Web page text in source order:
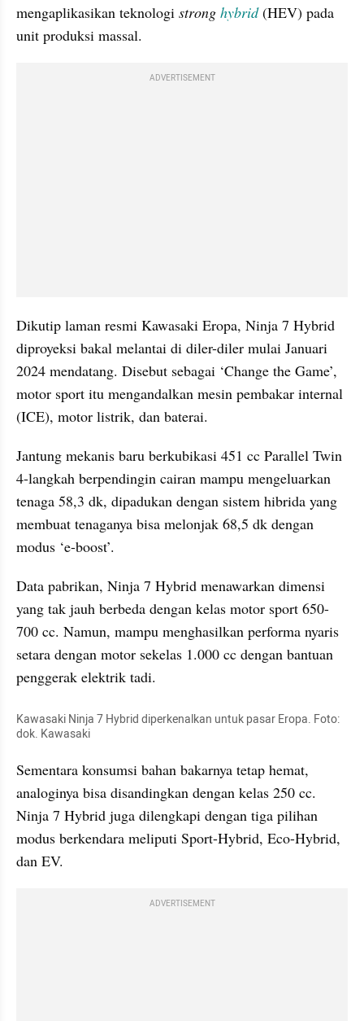
mengaplikasikan teknologi strong hybrid (HEV) pada
unit produksi massal.
ADVERTISEMENT
Dikutip laman resmi Kawasaki Eropa, Ninja 7 Hybrid
diproyeksi bakal melantai di diler-diler mulai Januari
2024 mendatang. Disebut sebagai ‘Change the Game’,
motor sport itu mengandalkan mesin pembakar internal
(ICE), motor listrik, dan baterai.
Jantung mekanis baru berkubikasi 451 cc Parallel Twin
4-langkah berpendingin cairan mampu mengeluarkan
tenaga 58,3 dk, dipadukan dengan sistem hibrida yang
membuat tenaganya bisa melonjak 68,5 dk dengan
modus ‘e-boost’.
Data pabrikan, Ninja 7 Hybrid menawarkan dimensi
yang tak jauh berbeda dengan kelas motor sport 650-
700 cc. Namun, mampu menghasilkan performa nyaris
setara dengan motor sekelas 1.000 cc dengan bantuan
penggerak elektrik tadi.
Kawasaki Ninja 7 Hybrid diperkenalkan untuk pasar Eropa. Foto:
dok. Kawasaki
Sementara konsumsi bahan bakarnya tetap hemat,
analoginya bisa disandingkan dengan kelas 250 cc.
Ninja 7 Hybrid juga dilengkapi dengan tiga pilihan
modus berkendara meliputi Sport-Hybrid, Eco-Hybrid,
dan EV.
ADVERTISEMENT